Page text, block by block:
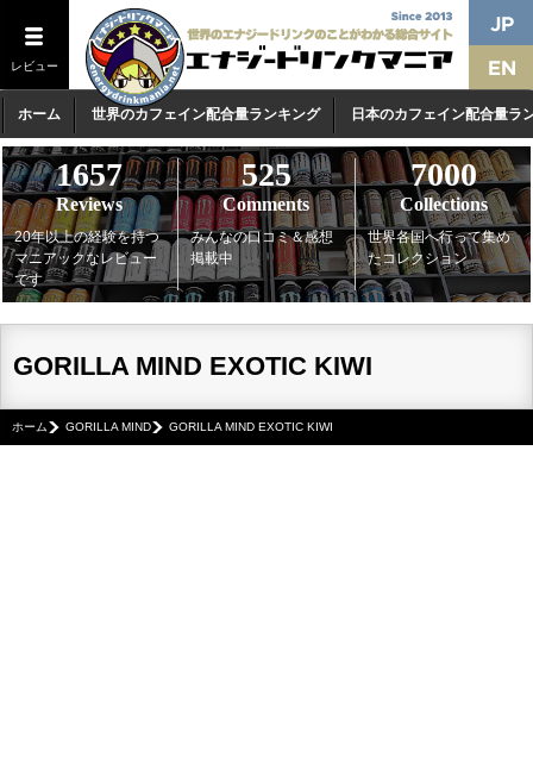
レビュー
ホーム 世界のカフェイン配合量ランキング 日本のカフェイン配合量ラ
1657
Reviews
20年以上の経験を持つ
マニアックなレビュー
です
525
Comments
みんなの口コミ＆感想
掲載中
7000
Collections
世界各国へ行って集め
たコレクション
GORILLA MIND EXOTIC KIWI
ホーム GORILLA MIND GORILLA MIND EXOTIC KIWI